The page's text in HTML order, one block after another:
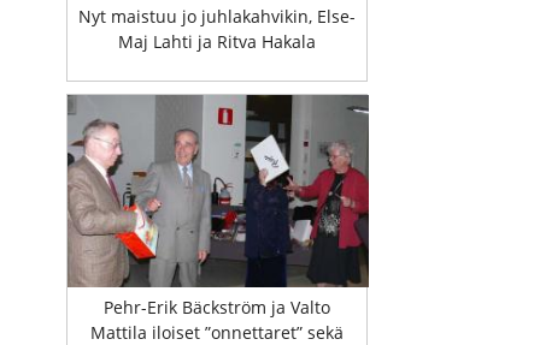
Nyt maistuu jo juhlakahvikin, Else-
Maj Lahti ja Ritva Hakala
Pehr-Erik Bäckström ja Valto
Mattila iloiset ”onnettaret” sekä